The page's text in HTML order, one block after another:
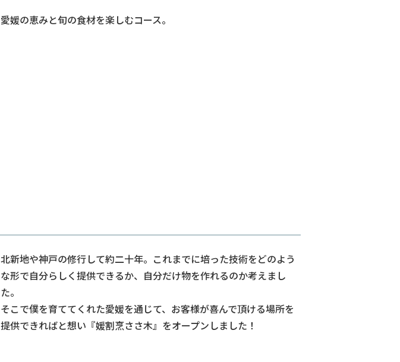
愛媛の恵みと旬の食材を楽しむコース。
北新地や神戸の修行して約二十年。これまでに培った技術をどのよう
な形で自分らしく提供できるか、自分だけ物を作れるのか考えまし
た。
そこで僕を育ててくれた愛媛を通じて、お客様が喜んで頂ける場所を
提供できればと想い『媛割烹ささ木』をオープンしました！